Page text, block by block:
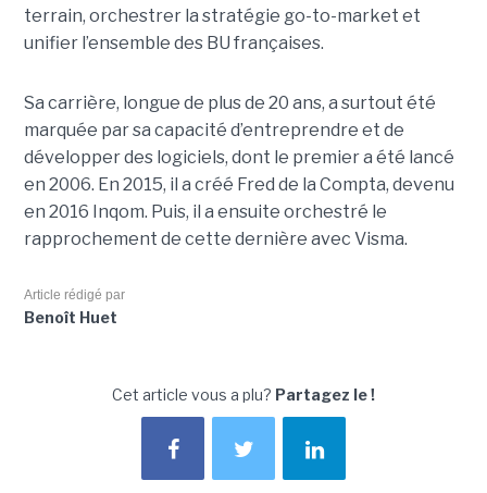
terrain, orchestrer la stratégie go-to-market et
unifier l’ensemble des BU françaises.
Sa carrière, longue de plus de 20 ans, a surtout été
marquée par sa capacité d’entreprendre et de
développer des logiciels, dont le premier a été lancé
en 2006. En 2015, il a créé Fred de la Compta, devenu
en 2016 Inqom. Puis, il a ensuite orchestré le
rapprochement de cette dernière avec Visma.
Article rédigé par
Benoît Huet
Cet article vous a plu? Partagez le !